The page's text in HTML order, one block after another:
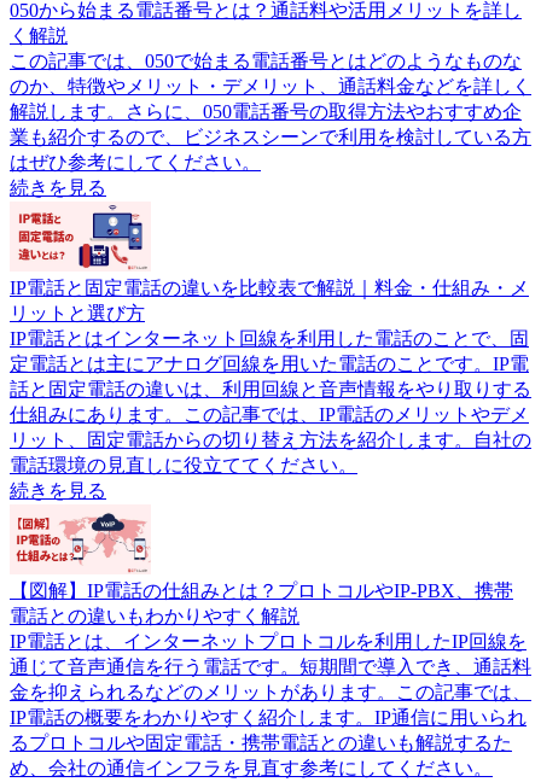
050から始まる電話番号とは？通話料や活用メリットを詳し
く解説
この記事では、050で始まる電話番号とはどのようなものな
のか、特徴やメリット・デメリット、通話料金などを詳しく
解説します。さらに、050電話番号の取得方法やおすすめ企
業も紹介するので、ビジネスシーンで利用を検討している方
はぜひ参考にしてください。
続きを見る
IP電話と固定電話の違いを比較表で解説｜料金・仕組み・メ
リットと選び方
IP電話とはインターネット回線を利用した電話のことで、固
定電話とは主にアナログ回線を用いた電話のことです。IP電
話と固定電話の違いは、利用回線と音声情報をやり取りする
仕組みにあります。この記事では、IP電話のメリットやデメ
リット、固定電話からの切り替え方法を紹介します。自社の
電話環境の見直しに役立ててください。
続きを見る
【図解】IP電話の仕組みとは？プロトコルやIP-PBX、携帯
電話との違いもわかりやすく解説
IP電話とは、インターネットプロトコルを利用したIP回線を
通じて音声通信を行う電話です。短期間で導入でき、通話料
金を抑えられるなどのメリットがあります。この記事では、
IP電話の概要をわかりやすく紹介します。IP通信に用いられ
るプロトコルや固定電話・携帯電話との違いも解説するた
め、会社の通信インフラを見直す参考にしてください。